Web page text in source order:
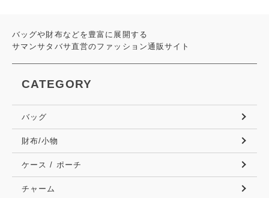
バッグや財布などを豊富に展開する
サマンサタバサ直営のファッション通販サイト
CATEGORY
バッグ
財布/小物
ケース / ポーチ
チャーム